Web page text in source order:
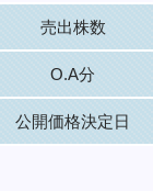
売出株数
O.A分
公開価格決定日